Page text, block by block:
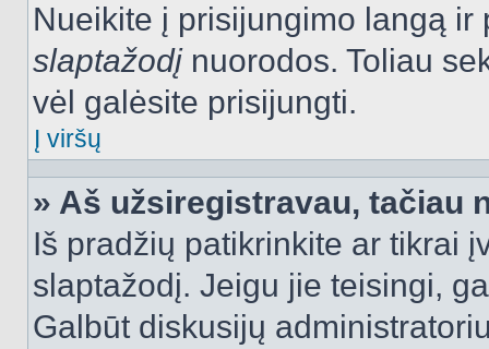
Nueikite į prisijungimo langą
slaptažodįnuorodos. Toliau
vėl galėsite prisijungti.
Į viršų
» Aš užsiregistravau, tačiau
Iš pradžių patikrinkite ar tikrai
slaptažodį. Jeigu jie teisingi,
Galbūt diskusijų